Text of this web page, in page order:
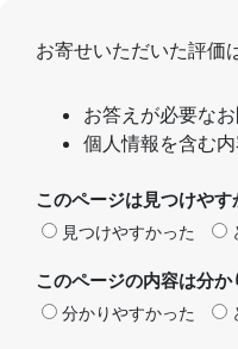
お寄せいただいた評価
お答えが必要な
個人情報を含む
このページは見つけやす
見つけやすかった
このページの内容は分
分かりやすかった